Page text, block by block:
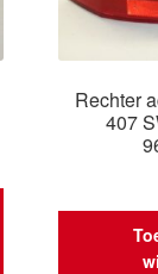
Rechter
407